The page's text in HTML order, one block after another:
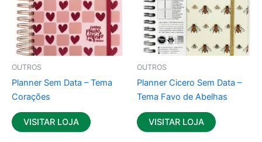
OUTROS
Planner Sem Data – Tema
Corações
VISITAR LOJA
OUTROS
Planner Cicero Sem Data –
Tema Favo de Abelhas
VISITAR LOJA